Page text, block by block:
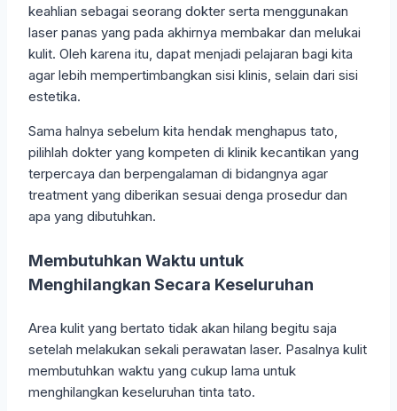
keahlian sebagai seorang dokter serta menggunakan
laser panas yang pada akhirnya membakar dan melukai
kulit. Oleh karena itu, dapat menjadi pelajaran bagi kita
agar lebih mempertimbangkan sisi klinis, selain dari sisi
estetika.
Sama halnya sebelum kita hendak menghapus tato,
pilihlah dokter yang kompeten di klinik kecantikan yang
terpercaya dan berpengalaman di bidangnya agar
treatment yang diberikan sesuai denga prosedur dan
apa yang dibutuhkan.
Membutuhkan Waktu untuk
Menghilangkan Secara Keseluruhan
Area kulit yang bertato tidak akan hilang begitu saja
setelah melakukan sekali perawatan laser. Pasalnya kulit
membutuhkan waktu yang cukup lama untuk
menghilangkan keseluruhan tinta tato.